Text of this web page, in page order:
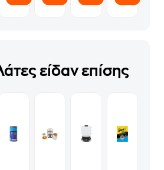
είδαν επίσης